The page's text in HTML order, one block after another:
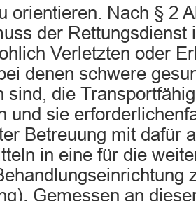
orientieren. Nach § 2
der Rettungsdienst
Verletzten oder
denen schwere
sind, die
und sie
Betreuung mit dafür
in eine für die
Gemessen an